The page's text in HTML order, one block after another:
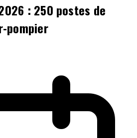
: 250 postes de
pompier